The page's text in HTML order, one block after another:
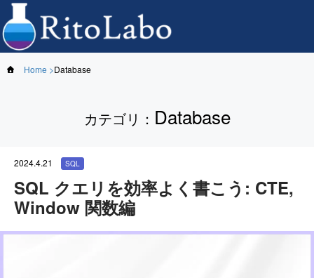
Home Database
カテゴリ ： Database
SQL クエリを効率よく書こう: CTE,
Window 関数編
2024.4.21 SQL